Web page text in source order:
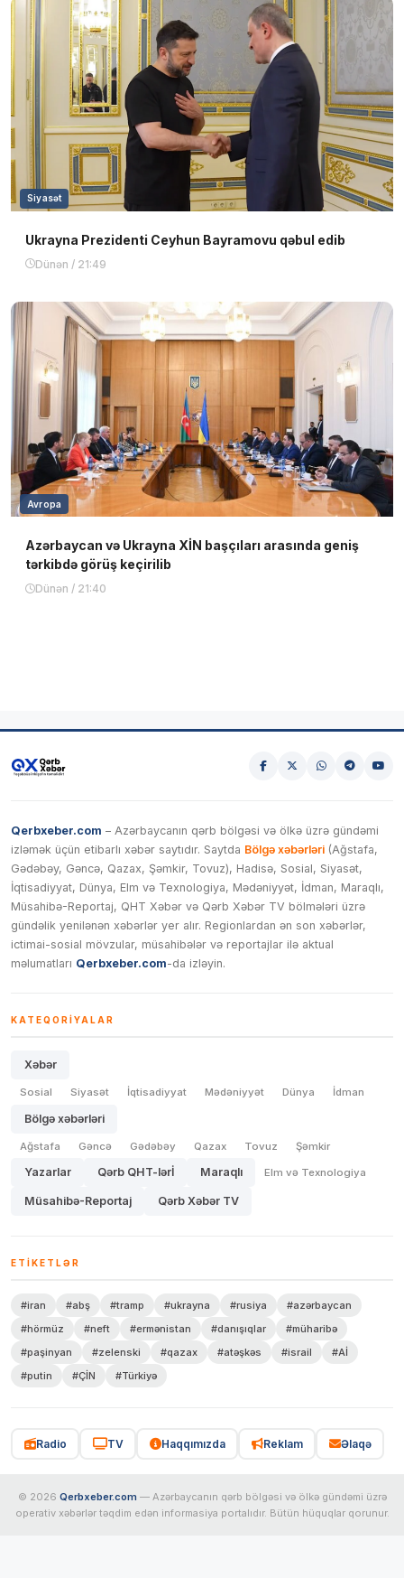
Siyasət
Ukrayna Prezidenti Ceyhun Bayramovu qəbul edib
Dünən / 21:49
Avropa
Azərbaycan və Ukrayna XİN başçıları arasında geniş
tərkibdə görüş keçirilib
Dünən / 21:40
Qerbxeber.com – Azərbaycanın qərb bölgəsi və ölkə üzrə gündəmi
izləmək üçün etibarlı xəbər saytıdır. Saytda Bölgə xəbərləri (Ağstafa,
Gədəbəy, Gəncə, Qazax, Şəmkir, Tovuz), Hadisə, Sosial, Siyasət,
İqtisadiyyat, Dünya, Elm və Texnologiya, Mədəniyyət, İdman, Maraqlı,
Müsahibə-Reportaj, QHT Xəbər və Qərb Xəbər TV bölmələri üzrə
gündəlik yenilənən xəbərlər yer alır. Regionlardan ən son xəbərlər,
ictimai-sosial mövzular, müsahibələr və reportajlar ilə aktual
məlumatları Qerbxeber.com-da izləyin.
KATEQORIYALAR
Xəbər
Sosial Siyasət İqtisadiyyat Mədəniyyət Dünya İdman
Bölgə xəbərləri
Ağstafa Gəncə Gədəbəy Qazax Tovuz Şəmkir
Yazarlar Qərb QHT-lərİ Maraqlı Elm və Texnologiya
Müsahibə-Reportaj Qərb Xəbər TV
ETIKETLƏR
#iran #abş #tramp #ukrayna #rusiya
#azərbaycan
#hörmüz
#neft #ermənistan #danışıqlar
#müharibə
#paşinyan
#zelenski #qazax #atəşkəs #israil
#Aİ
#putin
#ÇİN #Türkiyə
Radio TV Haqqımızda Reklam Əlaqə
© 2026 Qerbxeber.com — Azərbaycanın qərb bölgəsi və ölkə gündəmi üzrə
operativ xəbərlər təqdim edən informasiya portalıdır. Bütün hüquqlar qorunur.